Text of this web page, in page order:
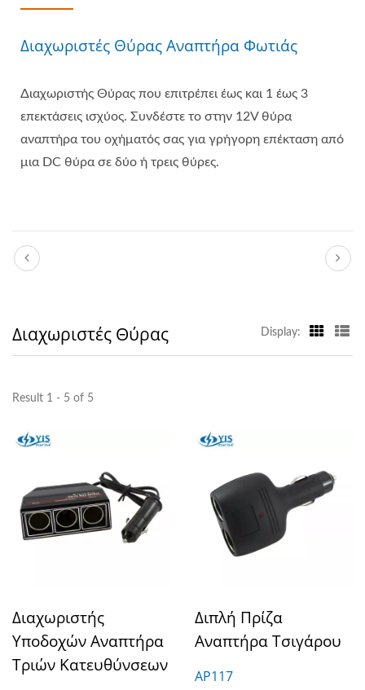
Διαχωριστές Θύρας Αναπτήρα Φωτιάς
Διαχωριστής Θύρας που επιτρέπει έως και 1 έως 3
επεκτάσεις ισχύος. Συνδέστε το στην 12V θύρα
αναπτήρα του οχήματός σας για γρήγορη επέκταση από
μια DC θύρα σε δύο ή τρεις θύρες.
Διαχωριστές Θύρας Display:
Result 1 - 5 of 5
Διαχωριστής
Υποδοχών Αναπτήρα
Τριών Κατευθύνσεων
Διπλή Πρίζα
Αναπτήρα Τσιγάρου
AP117